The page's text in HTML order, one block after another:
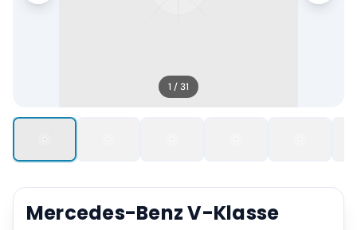
1 /31
Mercedes-BenzV-Klasse